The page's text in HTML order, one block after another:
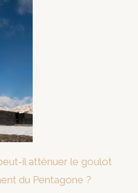
il atténuer le goulot
du Pentagone ?